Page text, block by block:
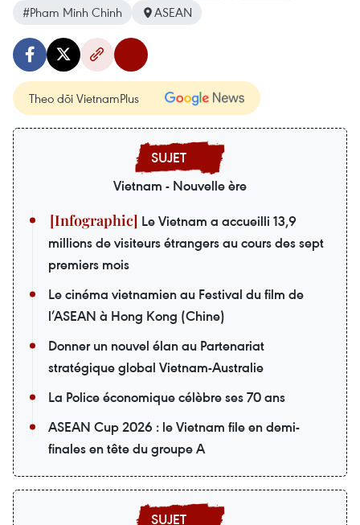
#Pham Minh Chinh
ASEAN
Theo dõi VietnamPlus
Vietnam - Nouvelle ère
Le Vietnam a accueilli 13,9
millions de visiteurs étrangers au cours des sept
premiers mois
Le cinéma vietnamien au Festival du film de
l’ASEAN à Hong Kong (Chine)
Donner un nouvel élan au Partenariat
stratégique global Vietnam-Australie
La Police économique célèbre ses 70 ans
ASEAN Cup 2026 : le Vietnam file en demi-
finales en tête du groupe A